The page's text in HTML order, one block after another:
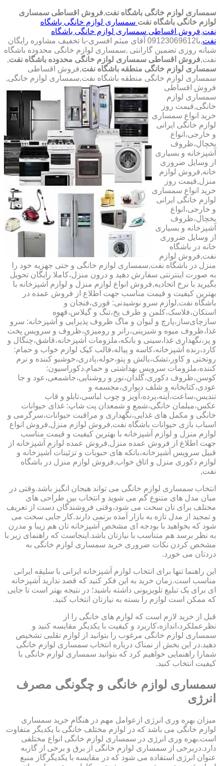
سمساری لوازم خانگی باشگاه نفت,فروش اقساطی سمساری
لوازم خانگی باشگاه نفت سمساری لوازم خانگی باشگاه
نفت,فروش اقساطی سمساری لوازم خانگی باشگاه
نفت,با
09123069612 آقای میثم افسری-با تخفیف مشاوره رایگان
شبانه روزی تضمین گارانتی ,سمساری لوازم خانگی محدوده باشگاه
نفت,فروش اقساطی سمساری لوازم خانگی محدوده باشگاه نفت,
سمساری لوازم خانگی منطقه باشگاه نفت,فروش اقساطی
سمساری لوازم خانگی منطقه باشگاه نفت,سمساری لوازم خانگی,
فروش اقساطی
سمساری لوازم
خانگی,قیمت روز
خرید انواع سمساری
لوازم خانگی ایرانی
و خارجی،انواع
یخچال،ظروف
آشپزخانه و بسیاری
از وسایل ضروری
خانه,فروش لوازم
منزل,قیمت روز
خرید انواع سمساری
لوازم خانگی ایرانی
و خارجی،انواع
یخچال،ظروف
آشپزخانه و بسیاری
از وسایل ضروری
خانه در باشگاه
نفت,فروش لوازم
منزل در باشگاه نفت,سمساری لوازم خانگی و حتی جهزیه خود را
به صورت اینترنتی سفارش دهید و درون منزل،کاملا رایگان تحویل
بگیرید با نرخ اتحادیه,فروش انواع لوازم منزل و لوازم آشپزخانه با
بهترین کیفیت و قیمت مناسب جهت اطلاع از فروش عمده در
باشگاه نفت,لوازم سرو نوشیدنی: قوری،فنجان و
استکان،فلاسک،کلمن و ظرف یخ،تنگ و گیلاس،قهوه
سازچای‌ساز،پارچ و لیوان و ماگ ظروف پذیرایی و آشپزخانه: سرو
غذا،ظروف میوه و شیرینی،رانر و رومیزی،ظروف و سرویس پخت
و پز،نگهداری غذا،سینی و بانکه،ملزومات آشپزخانه،قاشق،چنگال و
کارد،رنده آشپزخانه،کاسه و پیاله،قالب کیک لوازم خواب و حمام:
روتختی و کاور،تشک،بالش و پتو،حوله،پادری،خوشبو کننده و نرم
کننده،ملزومات سرویس بهداشتی و حمام.دکوراسیون:
کوسن،ظروف دکوری،گلدان،نور و روشنایی،جاشمعی،عود و جا
عودی،کتابخانه و شلف دیواری،مجسمه و
تندیس،ساعت،آینه،پرده،آویز و چوب لباسی،تابلو و قاب
عکس،مبلمان خانگی،شمع و شمعدان پت شاپ: غذای حیوانات
خانگی و مکمل های غذایی،نگهداری و مراقبت حیوانات،سرگرمی و
اسباب بازی حیوانات باشگاه نفت,فروش لوازم منزل,فروش انواع
لوازم منزل و لوازم آشپزخانه با بهترین کیفیت و قیمت مناسب
جهت اطلاع از فروش عمده منزل,فروش عمده لوازم آشپزخانه از
قبیل سرویس آشپزخانه،بانکه های حبوبات و تزئینات آشپزخانه و
لوازم دکوری منزل و اتاق خواب,فروش لوازم منزل در باشگاه
نفت,
انتخاب سمساری لوازم خانگی می تواند هیجان انگیز باشد.وقتی در
میان مدل های متنوع گم می شوید و انتخاب بین طراحی های
مختلف برای تان سخت می شود،وقتی فروشندگان دست از تعریف
و تمجید از مدل تازه به بازار آمده برنمی دارند.کار جایی سخت می
شود که بخواهید با بودجه ای مشخص آشپزخانه تان هم زیبا و مدرن
به نظر برسد هم متناسب با نیازتان باشد.اینجاست که راهنمای زیر با
مشخص کردن نکات ضروری خرید سمساری لوازم خانگی به
دردتان می خورد.
این راهنما تنها برای انتخاب لوازم آشپزخانه ایرانی با سلیقه ایرانی
مناسب است.زمان خرید به این فکر کنید که قصد ندارید آشپزخانه
ای برای یک تبلیغ تلویزیونی داشته باشید؛ در نتیجه بهتر است تا جایی
که ممکن است لوازم را بسته به نیازتان انتخاب کنید.
قبل از خرید لازم است که لوازم های خانگی را از
نظرعملکرد،اندازه،کاربرد و کیفیت با یکدیگر مقایسه کنید و
سمساری لوازم خانگی مرغوب را بتوانید از لوازم تقلبی تشخیص
دهید.در این بخش از نمناک درباره انتخاب سمساری لوازم خانگی
شمارا راهنمایی خواهیم کرد که بتوانید سمساری لوازم خانگی با
کیفیت انتخاب کنید.
سمساری لوازم خانگی و چگونگی مصرف
انرژی
میزان بهره وری انرژی ازعوامل مهم در هنگام خرید سمساری
لوازم خانگی می باشد که در لوازم مختلف خانگی با یکدیگر متفاوت
است.بهره وری انرژی در سمساری لوازم خانگی انواع مختلفی
دارد.دربرخی از سمساری لوازم خانگی از برق و برخی از گازبه
عنوان انرژی استفاده می شود که در مقایسه با یکدیگرگاز منبع